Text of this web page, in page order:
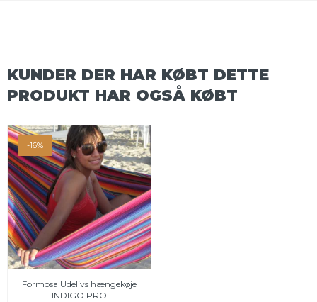
KUNDER DER HAR KØBT DETTE
PRODUKT HAR OGSÅ KØBT
-16%
Formosa Udelivs hængekøje
INDIGO PRO